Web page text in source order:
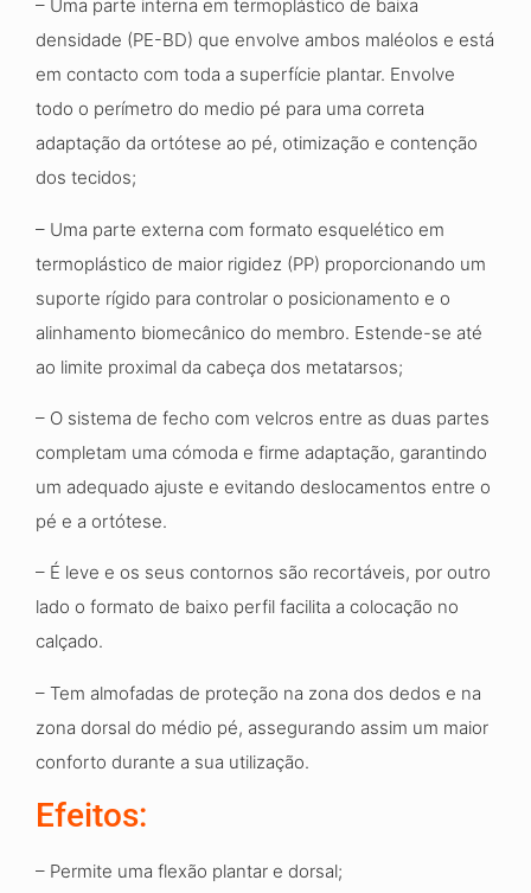
– Uma parte interna em termoplástico de baixa
densidade (PE-BD) que envolve ambos maléolos e está
em contacto com toda a superfície plantar. Envolve
todo o perímetro do medio pé para uma correta
adaptação da ortótese ao pé, otimização e contenção
dos tecidos;
– Uma parte externa com formato esquelético em
termoplástico de maior rigidez (PP) proporcionando um
suporte rígido para controlar o posicionamento e o
alinhamento biomecânico do membro. Estende-se até
ao limite proximal da cabeça dos metatarsos;
– O sistema de fecho com velcros entre as duas partes
completam uma cómoda e firme adaptação, garantindo
um adequado ajuste e evitando deslocamentos entre o
pé e a ortótese.
– É leve e os seus contornos são recortáveis, por outro
lado o formato de baixo perfil facilita a colocação no
calçado.
– Tem almofadas de proteção na zona dos dedos e na
zona dorsal do médio pé, assegurando assim um maior
conforto durante a sua utilização.
Efeitos:
– Permite uma flexão plantar e dorsal;